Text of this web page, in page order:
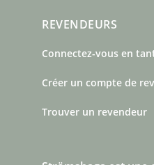
REVENDEURS
Connectez-vous en
Créer un compte de
Trouver un revendeur